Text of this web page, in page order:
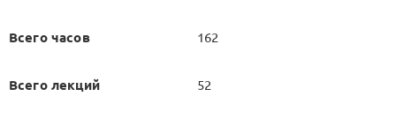
Всего часов 162
Всего лекций 52